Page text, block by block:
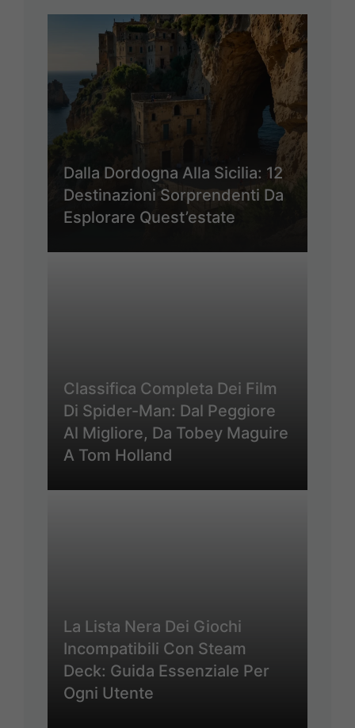
Dalla Dordogna Alla Sicilia: 12
Destinazioni Sorprendenti Da
Esplorare Quest’estate
Classifica Completa Dei Film
Di Spider-Man: Dal Peggiore
Al Migliore, Da Tobey Maguire
A Tom Holland
La Lista Nera Dei Giochi
Incompatibili Con Steam
Deck: Guida Essenziale Per
Ogni Utente